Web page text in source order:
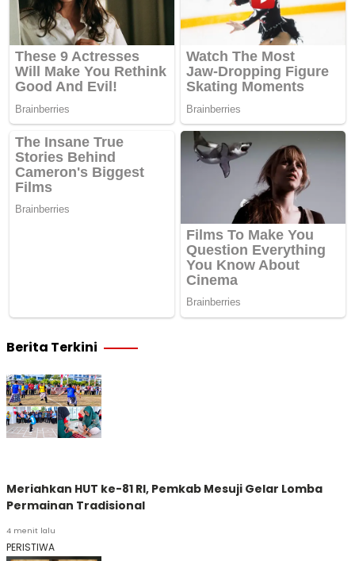
Berita Terkini
Meriahkan HUT ke-81 RI, Pemkab Mesuji Gelar Lomba
Permainan Tradisional
4 menit lalu
PERISTIWA